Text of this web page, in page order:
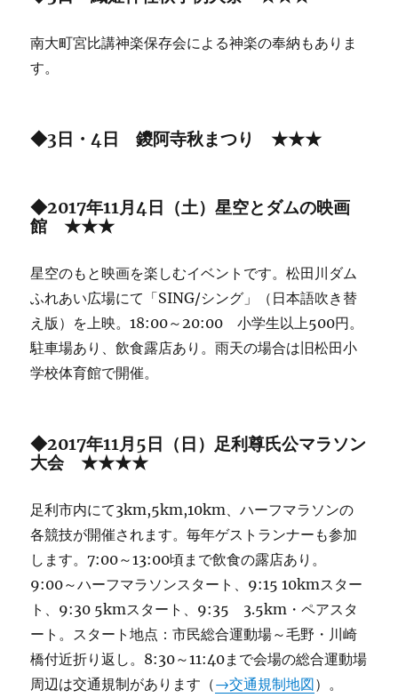
南大町宮比講神楽保存会による神楽の奉納もありま
す。
◆3日・4日 鑁阿寺秋まつり ★★★
◆2017年11月4日（土）星空とダムの映画
館 ★★★
星空のもと映画を楽しむイベントです。松田川ダム
ふれあい広場にて「SING/シング」（日本語吹き替
え版）を上映。18:00～20:00 小学生以上500円。
駐車場あり、飲食露店あり。雨天の場合は旧松田小
学校体育館で開催。
◆2017年11月5日（日）足利尊氏公マラソン
大会 ★★★★
足利市内にて3km,5km,10km、ハーフマラソンの
各競技が開催されます。毎年ゲストランナーも参加
します。7:00～13:00頃まで飲食の露店あり。
9:00～ハーフマラソンスタート、9:15 10kmスター
ト、9:30 5kmスタート、9:35 3.5km・ペアスタ
ート。スタート地点：市民総合運動場～毛野・川崎
橋付近折り返し。8:30～11:40まで会場の総合運動場
周辺は交通規制があります（→交通規制地図）。